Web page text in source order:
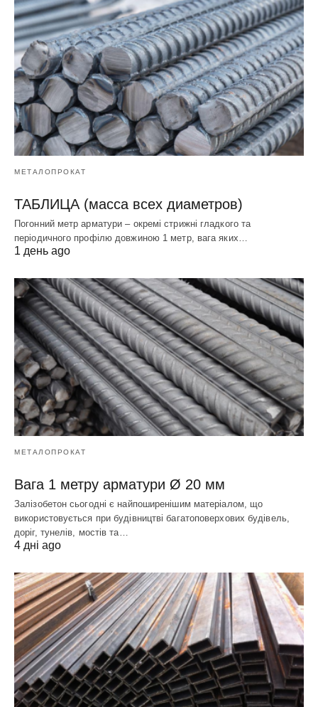
МЕТАЛОПРОКАТ
ТАБЛИЦА (масса всех диаметров)
Погонний метр арматури – окремі стрижні гладкого та
періодичного профілю довжиною 1 метр, вага яких…
1 день ago
МЕТАЛОПРОКАТ
Вага 1 метру арматури Ø 20 мм
Залізобетон сьогодні є найпоширенішим матеріалом, що
використовується при будівництві багатоповерхових будівель,
доріг, тунелів, мостів та…
4 дні ago